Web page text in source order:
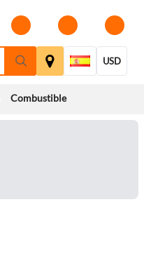
USD
Combustible